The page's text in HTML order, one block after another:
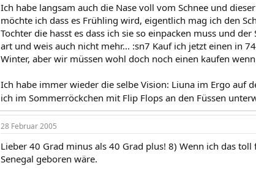
Ich habe langsam auch die Nase voll vom Schnee und
möchte ich dass es Frühling wird, eigentlich mag ich den
Tochter die hasst es dass ich sie so einpacken muss und
art und weis auch nicht mehr... :sn7 Kauf ich jetzt einen in
Winter, aber wir müssen wohl doch noch einen kaufen
Ich habe immer wieder die selbe Vision: Liuna im Ergo auf
ich im Sommerröckchen mit Flip Flops an den Füssen
28 Februar 2005
Lieber 40 Grad minus als 40 Grad plus! 8) Wenn ich das
Senegal geboren wäre.